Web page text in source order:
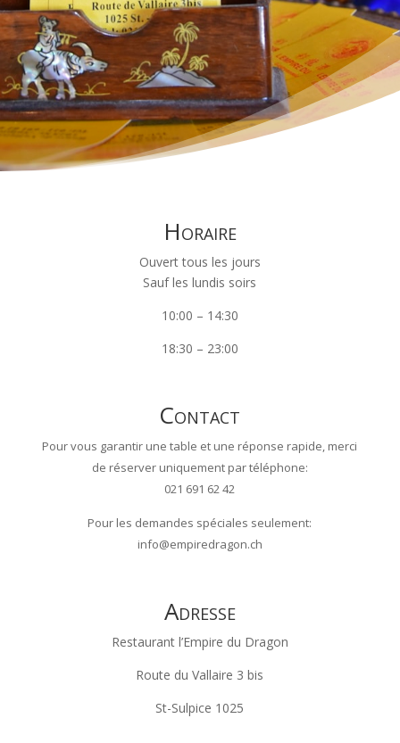
Horaire
Ouvert tous les jours
Sauf les lundis soirs
10:00 – 14:30
18:30 – 23:00
Contact
Pour vous garantir une table et une réponse rapide, merci
de réserver uniquement par téléphone:
021 691 62 42
Pour les demandes spéciales seulement:
info@empiredragon.ch
Adresse
Restaurant l’Empire du Dragon
Route du Vallaire 3 bis
St-Sulpice 1025